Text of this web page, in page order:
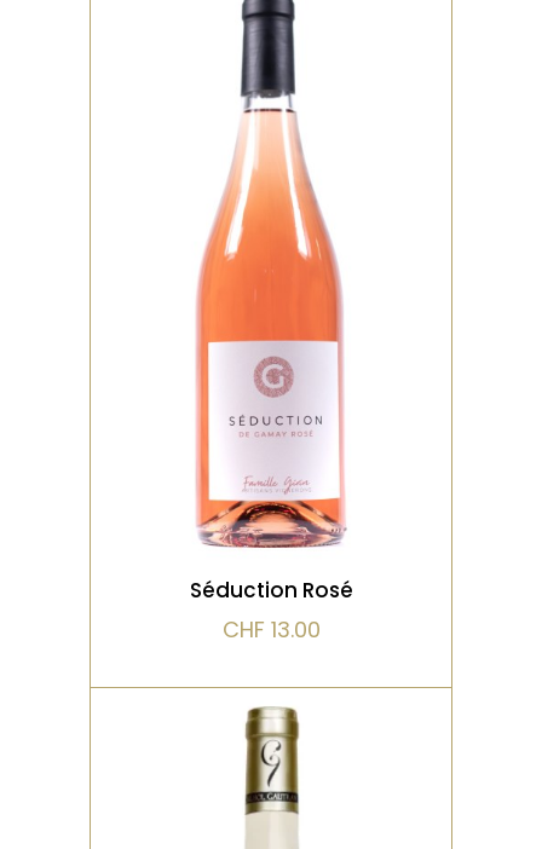
BIO, ROSÉ
Vin issu d’un gamay noir à
jus blanc, nez de petits
VOIR LE PRODUIT
Séduction Rosé
CHF 13.00